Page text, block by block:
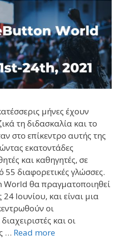
μήνες έχουν
τη διδασκαλία και το
στο επίκεντρο αυτής της
εκατοντάδες
και καθηγητές, σε
55 διαφορετικές γλώσσες.
θα πραγματοποιηθεί
24 Ιουνίου, και είναι μια
οι
και οι
… Read more